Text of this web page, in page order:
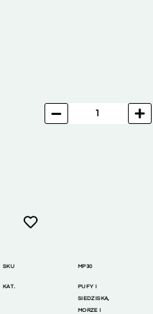
SKU MP30
KAT.
PUFY I
SIEDZISKA
MORZE I